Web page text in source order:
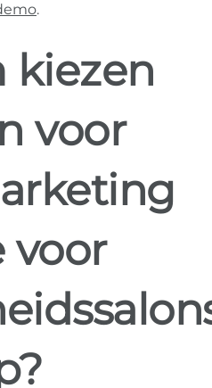
.
kiezen
voor
voor